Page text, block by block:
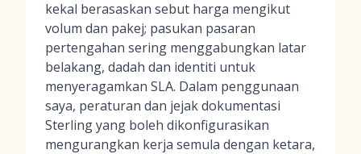
kekal berasaskan sebut harga mengikut
volum dan pakej; pasukan pasaran
pertengahan sering menggabungkan latar
belakang, dadah dan identiti untuk
menyeragamkan SLA. Dalam penggunaan
saya, peraturan dan jejak dokumentasi
Sterling yang boleh dikonfigurasikan
mengurangkan kerja semula dengan ketara,